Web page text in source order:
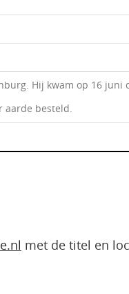
Hij kwam op 16 juni
aarde besteld.
met de titel en